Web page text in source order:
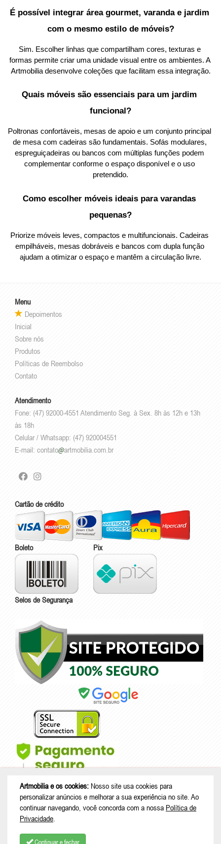
É possível integrar área gourmet, varanda e jardim
com o mesmo estilo de móveis?
Sim. Escolher linhas que compartilham cores, texturas e
formas permite criar uma unidade visual entre os ambientes. A
Artmobilia desenvolve coleções que facilitam essa integração.
Quais móveis são essenciais para um jardim
funcional?
Poltronas confortáveis, mesas de apoio e um conjunto principal
de mesa com cadeiras são fundamentais. Sofás modulares,
espreguiçadeiras ou bancos com múltiplas funções podem
complementar conforme o espaço disponível e o uso
pretendido.
Como escolher móveis ideais para varandas
pequenas?
Priorize móveis leves, compactos e multifuncionais. Cadeiras
empilháveis, mesas dobráveis e bancos com dupla função
ajudam a otimizar o espaço e mantêm a circulação livre.
Menu
Depoimentos
Inicial
Sobre nós
Produtos
Políticas de Reembolso
Contato
Atendimento
Fone: (47) 92000-4551 Atendimento Seg. à Sex. 8h às 12h e 13h
às 18h
Celular / Whatsapp: (47) 920004551
E-mail: contato artmobilia.com.br
Cartão de crédito
Boleto Pix
Selos de Segurança
Treml, 343 casa A23 - sala 2 - Schramm - São Bento do Sul - SC |
Artmobilia e os cookies: Nosso site usa cookies para
personalizar anúncios e melhorar a sua experiência no site. Ao
continuar navegando, você concorda com a nossa Política de
Privacidade
Continuar e fechar